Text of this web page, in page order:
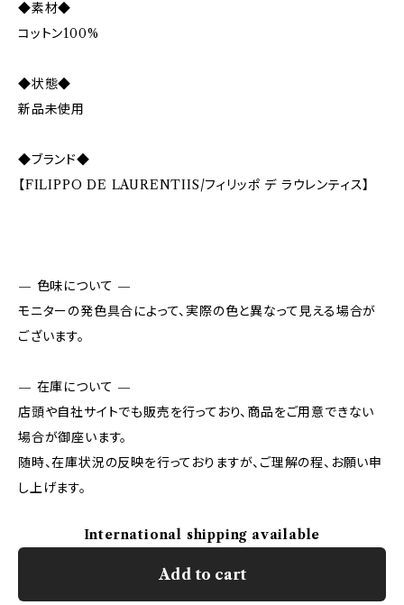
◆素材◆
コットン100%
◆状態◆
新品未使用
◆ブランド◆
【FILIPPO DE LAURENTIIS/フィリッポ デ ラウレンティス】
— 色味について —
モニターの発色具合によって、実際の色と異なって見える場合が
ございます。
— 在庫について —
店頭や自社サイトでも販売を行っており、商品をご用意できない
場合が御座います。
随時、在庫状況の反映を行っておりますが、ご理解の程、お願い申
し上げます。
International shipping available
Add to cart